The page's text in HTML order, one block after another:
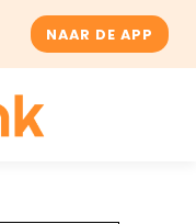
NAAR DE APP